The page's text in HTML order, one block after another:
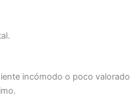
incómodo o poco valorado